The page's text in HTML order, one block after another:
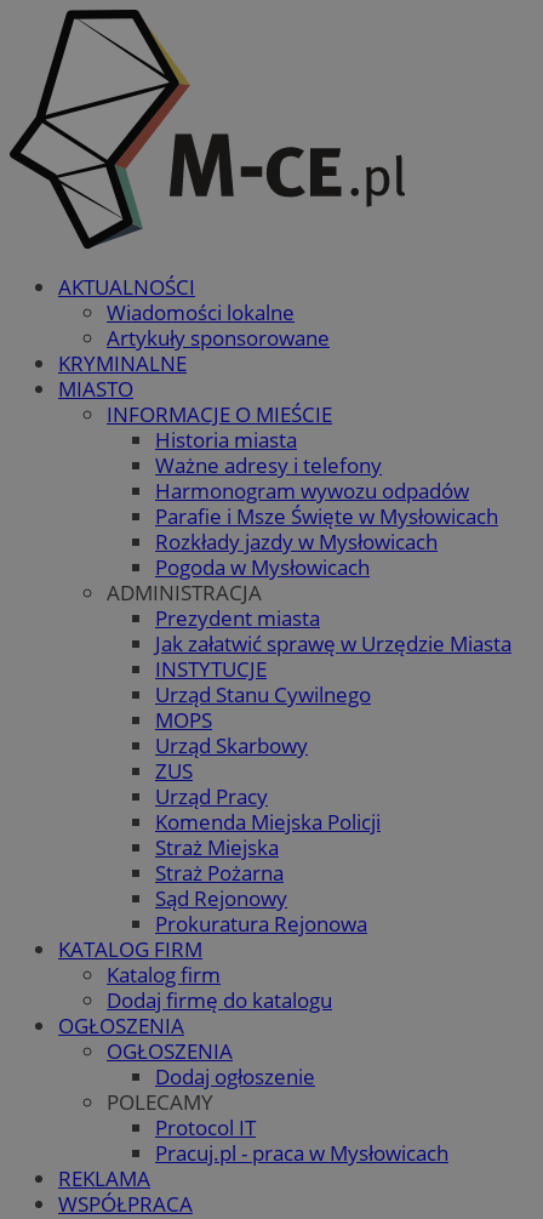
AKTUALNOŚCI
Wiadomości lokalne
Artykuły sponsorowane
KRYMINALNE
MIASTO
INFORMACJE O MIEŚCIE
Historia miasta
Ważne adresy i telefony
Harmonogram wywozu odpadów
Parafie i Msze Święte w Mysłowicach
Rozkłady jazdy w Mysłowicach
Pogoda w Mysłowicach
ADMINISTRACJA
Prezydent miasta
Jak załatwić sprawę w Urzędzie Miasta
INSTYTUCJE
Urząd Stanu Cywilnego
MOPS
Urząd Skarbowy
ZUS
Urząd Pracy
Komenda Miejska Policji
Straż Miejska
Straż Pożarna
Sąd Rejonowy
Prokuratura Rejonowa
KATALOG FIRM
Katalog firm
Dodaj firmę do katalogu
OGŁOSZENIA
OGŁOSZENIA
Dodaj ogłoszenie
POLECAMY
Protocol IT
Pracuj.pl - praca w Mysłowicach
REKLAMA
WSPÓŁPRACA